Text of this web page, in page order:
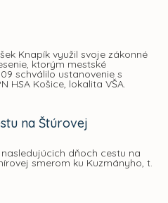
Knapík využil svoje zákonné
ktorým mestské
schválilo ustanovenie s
HSA Košice, lokalita VŠA.
na Štúrovej
dňoch cestu na
smerom ku Kuzmányho, t.